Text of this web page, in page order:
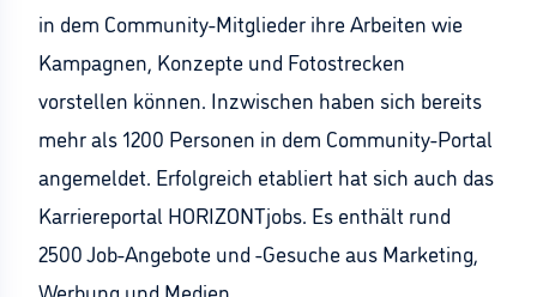
in dem Community-Mitglieder ihre Arbeiten wie
Kampagnen, Konzepte und Fotostrecken
vorstellen können. Inzwischen haben sich bereits
mehr als 1200 Personen in dem Community-Portal
angemeldet. Erfolgreich etabliert hat sich auch das
Karriereportal HORIZONTjobs. Es enthält rund
2500 Job-Angebote und -Gesuche aus Marketing,
Werbung und Medien.